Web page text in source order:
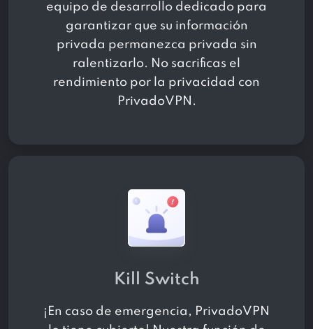
equipo de desarrollo dedicado para
garantizar que su información
privada permanezca privada sin
ralentizarlo. No sacrificas el
rendimiento por la privacidad con
PrivadoVPN.
Kill Switch
¡En caso de emergencia, PrivadoVPN